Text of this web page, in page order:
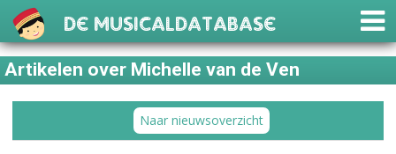
De Musicaldatabase
Artikelen over Michelle van de Ven
Naar nieuwsoverzicht